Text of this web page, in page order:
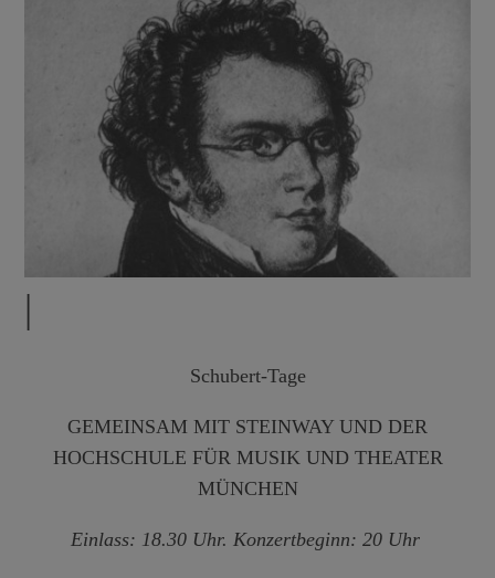
|
Schubert-Tage
GEMEINSAM MIT STEINWAY UND DER
HOCHSCHULE FÜR MUSIK UND THEATER
MÜNCHEN
Einlass: 18.30 Uhr. Konzertbeginn: 20 Uhr